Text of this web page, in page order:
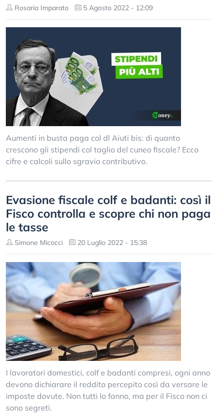
Rosaria Imparato 5 Agosto 2022 - 12:09
Aumenti in busta paga col dl Aiuti bis: di quanto
crescono gli stipendi col taglio del cuneo fiscale? Ecco
cifre e calcoli sullo sgravio contributivo.
Evasione fiscale colf e badanti: così il
Fisco controlla e scopre chi non paga
le tasse
Simone Micocci 20 Luglio 2022 - 15:38
I lavoratori domestici, colf e badanti compresi, ogni anno
devono dichiarare il reddito percepito così da versare le
imposte dovute. Non tutti lo fanno, ma per il Fisco non ci
sono segreti.